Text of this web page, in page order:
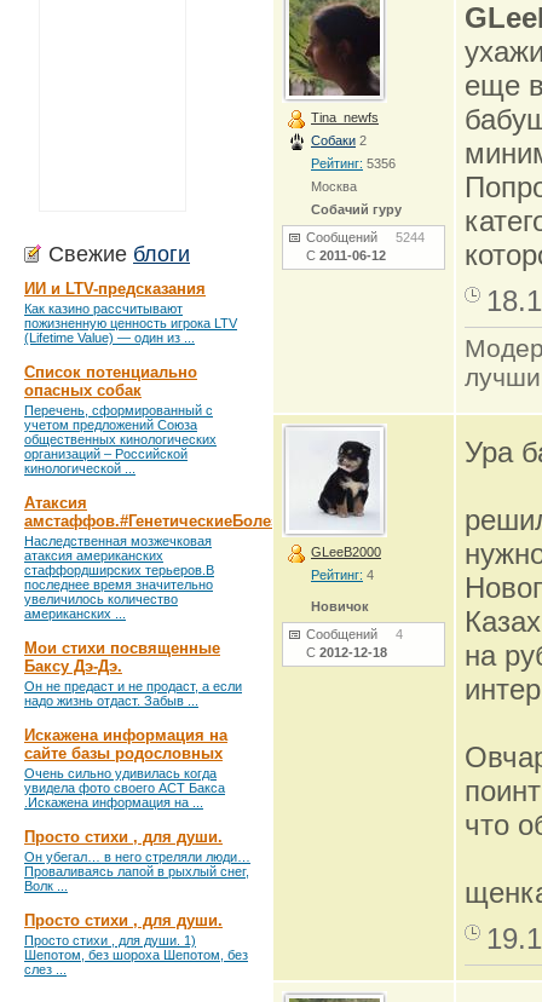
Свежие блоги
ИИ и LTV-предсказания
Как казино рассчитывают
пожизненную ценность игрока LTV
(Lifetime Value) — один из ...
Список потенциально
опасных собак
Перечень, сформированный с
учетом предложений Союза
общественных кинологических
организаций – Российской
кинологической ...
Атаксия
амстаффов.#ГенетическиеБолезни
Наследственная мозжечковая
атаксия американских
стаффордширских терьеров.В
последнее время значительно
увеличилось количество
американских ...
Мои стихи посвященные
Баксу Дэ-Дэ.
Он не предаст и не продаст, а если
надо жизнь отдаст. Забыв ...
Искажена информация на
сайте базы родословных
Очень сильно удивилась когда
увидела фото своего АСТ Бакса
.Искажена информация на ...
Просто стихи , для души.
Он убегал… в него стреляли люди…
Проваливаясь лапой в рыхлый снег,
Волк ...
Просто стихи , для души.
Просто стихи , для души. 1)
Шепотом, без шороха Шепотом, без
слез ...
Tina_newfs
Собаки 2
Рейтинг: 5356
Москва
Собачий гуру
Сообщений 5244
С 2011-06-12
еще
GLeeB2000
Рейтинг: 4
Новичок
Сообщений 4
С 2012-12-18
Ура
на
что